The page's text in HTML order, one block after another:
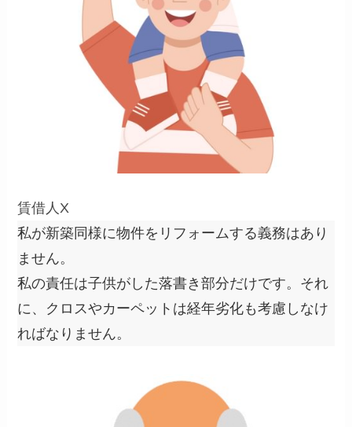
賃借人X
私が新築同様に物件をリフォームする義務はあり
ません。
私の責任は子供がした落書き部分だけです。それ
に、クロスやカーペットは経年劣化も考慮しなけ
ればなりません。